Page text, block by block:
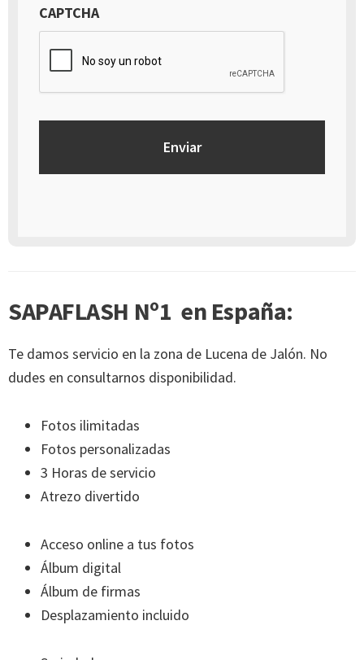
de carácter personal, así como a la retirada del consentimiento
prestado para el tratamiento de los mismos, mediante escrito
dirigido a la dirección Calle Italia núm. 1 Alfaz del Pí (03580),
Alicante - España
CAPTCHA
SAPAFLASH Nº1 en España:
Te damos servicio en la zona de Lucena de Jalón. No
dudes en consultarnos disponibilidad.
Fotos ilimitadas
Fotos personalizadas
3 Horas de servicio
Atrezo divertido
Acceso online a tus fotos
Álbum digital
Álbum de firmas
Desplazamiento incluido